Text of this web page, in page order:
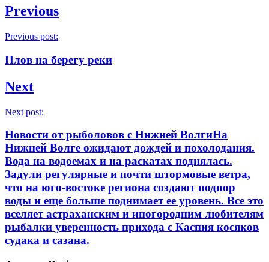
Previous
Previous post:
Плов на берегу реки
Next
Next post:
Новости от рыболовов с Нижней ВолгиНа
Нижней Волге ожидают дождей и похолодания.
Вода на водоемах и на раскатах поднялась.
Задули регулярные и почти штормовые ветра,
что на юго-востоке региона создают подпор
воды и еще больше поднимает ее уровень. Все это
вселяет астраханским и иногородним любителям
рыбалки уверенность прихода с Каспия косяков
судака и сазана.